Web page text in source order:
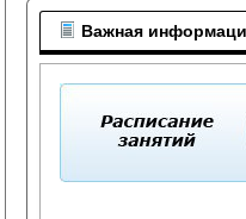
Важная